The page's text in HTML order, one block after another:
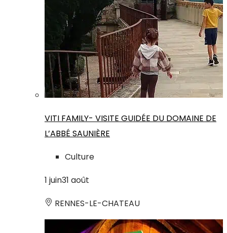
VITI FAMILY- VISITE GUIDÉE DU DOMAINE DE
L’ABBÉ SAUNIÈRE
Culture
1 juin31 août
RENNES-LE-CHATEAU